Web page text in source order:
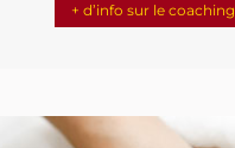
+ d’info sur le coaching